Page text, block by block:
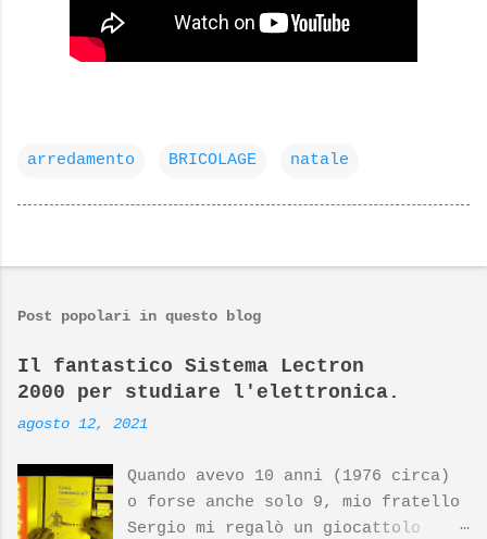
arredamento BRICOLAGE natale
Post popolari in questo blog
Il fantastico Sistema Lectron
2000 per studiare l'elettronica.
agosto 12, 2021
Quando avevo 10 anni (1976 circa)
o forse anche solo 9, mio fratello
Sergio mi regalò un giocattolo